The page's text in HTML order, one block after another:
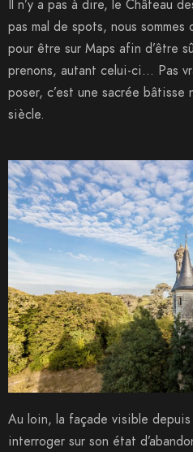
Il n’y a pas à dire, le Château
pas mal de spots, nous
pour être sur Maps afin d’être
prenons, autant celui-ci… Pas
poser, c’est une sacrée bâtisse
siècle.
Au loin, la façade visible
interroger sur son état